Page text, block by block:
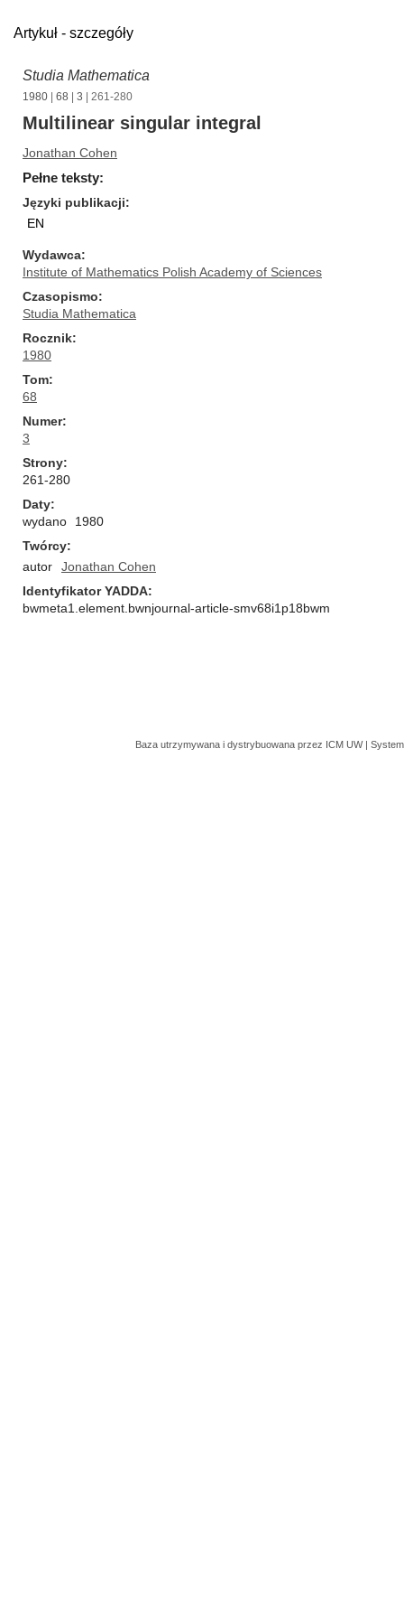
Artykuł - szczegóły
Studia Mathematica
1980 68 3 | 261-280
Multilinear singular integral
Jonathan Cohen
Pełne teksty:
Języki publikacji
EN
Wydawca
Institute of Mathematics Polish Academy of Sciences
Czasopismo
Studia Mathematica
Rocznik
1980
Tom
68
Numer
3
Strony
261-280
Daty
wydano
1980
Twórcy
autor
Jonathan Cohen
Identyfikator YADDA
bwmeta1.element.bwnjournal-article-smv68i1p18bwm
Baza utrzymywana i dystrybuowana przez ICM UW |